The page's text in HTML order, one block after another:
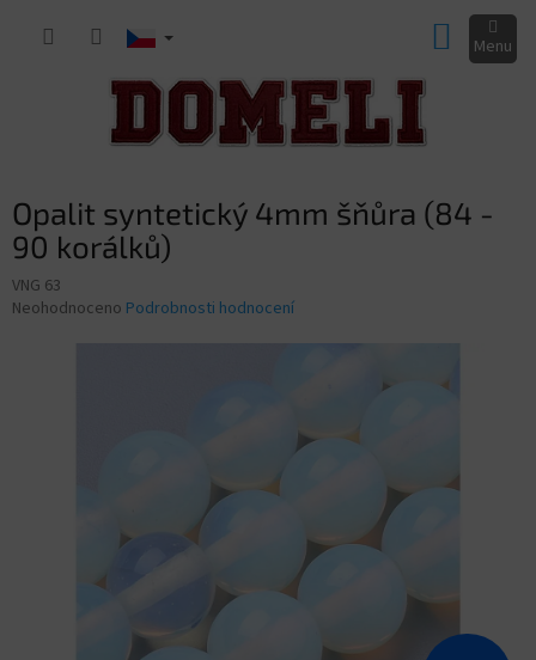
KOŠÍK
Opalit syntetický 4mm šňůra (84 -
90 korálků)
VNG 63
Průměrné
Neohodnoceno Podrobnosti hodnocení